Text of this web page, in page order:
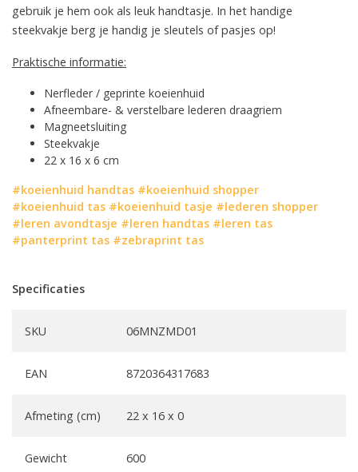
gebruik je hem ook als leuk handtasje. In het handige
steekvakje berg je handig je sleutels of pasjes op!
Praktische informatie:
Nerfleder / geprinte koeienhuid
Afneembare- & verstelbare lederen draagriem
Magneetsluiting
Steekvakje
22 x 16 x 6 cm
#koeienhuid handtas #koeienhuid shopper
#koeienhuid tas #koeienhuid tasje #lederen shopper
#leren avondtasje #leren handtas #leren tas
#panterprint tas #zebraprint tas
Specificaties
SKU 06MNZMD01
EAN 8720364317683
Afmeting (cm) 22 x 16 x 0
Gewicht 600